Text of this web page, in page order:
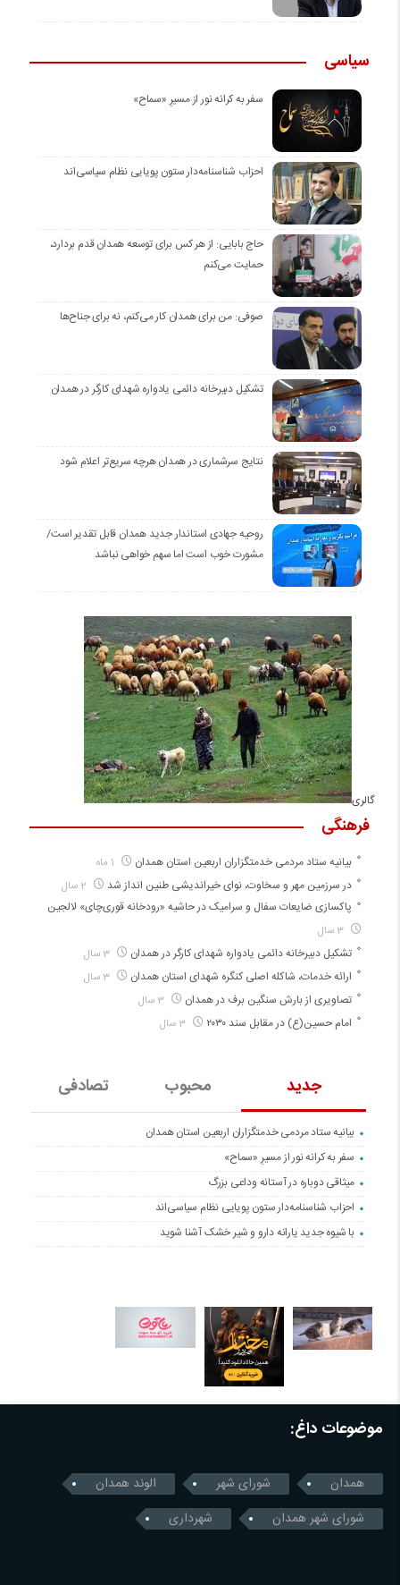
سیاسی
سفر به کرانه‌ نور از مسیرِ «سماح»
احزاب شناسنامه‌دار ستون پویایی نظام سیاسی‌اند
حاج بابایی: از هر کس برای توسعه همدان قدم بردارد،
حمایت می‌کنم
صوفی: من برای همدان کار می‌کنم، نه برای جناح‌ها
تشکیل دبیرخانه دائمی یادواره شهدای کارگر در همدان
نتایج سرشماری در همدان هرچه سریع‌تر اعلام شود
روحیه جهادی استاندار جدید همدان قابل تقدیر است/
مشورت خوب است اما سهم خواهی نباشد
گالری
جدید محبوب تصادفی
بیانیه ستاد مردمی خدمتگزاران اربعین استان همدان
سفر به کرانه‌ نور از مسیرِ «سماح»
میثاقی دوباره در آستانه‌ وداعی بزرگ
احزاب شناسنامه‌دار ستون پویایی نظام سیاسی‌اند
با شیوه جدید یارانه دارو و شیر خشک آشنا شوید
فرهنگی
بیانیه ستاد مردمی خدمتگزاران اربعین استان همدان
در سرزمین مهر و سخاوت، نوای خیراندیشی طنین انداز شد
پاکسازی ضایعات سفال و سرامیک در حاشیه «رودخانه قوری‌چای» لالجین
3 سال
تشکیل دبیرخانه دائمی یادواره شهدای کارگر در همدان 3 سال
ارائه خدمات، شاکله اصلی کنگره شهدای استان همدان 3 سال
تصاویری از بارش سنگین برف در همدان 3 سال
امام حسین(ع) در مقابل سند ۲۰۳۰ 3 سال
موضوعات داغ:
همدان شورای شهر
الوند همدان
شورای شهر همدان
شهرداری